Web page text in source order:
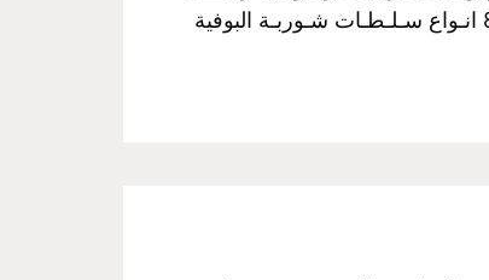
الغــــداء سـعـر الـفـرد :350 جـنـيـة مــن الساعـــه 3 عـصراً الـي الـسـاعـــه 5 مـسـاءً غـــداء بـوفـيـة مـفـتـوح 8 انـواع سـلـطـات شـوربـة البوفية